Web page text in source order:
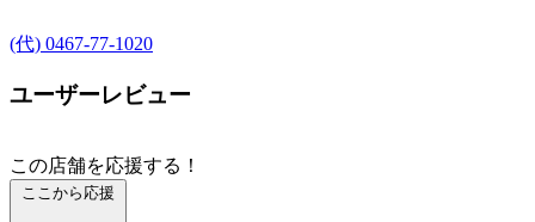
(代) 0467-77-1020
ユーザーレビュー
この店舗を応援する！
ここから応援